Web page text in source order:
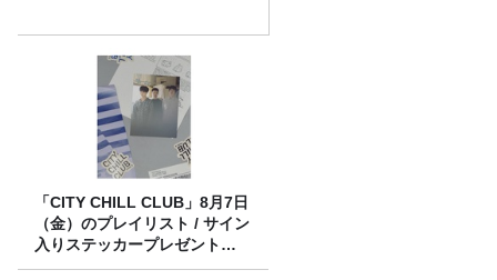
「CITY CHILL CLUB」8月7日
（金）のプレイリスト / サイン
入りステッカープレゼント有
り